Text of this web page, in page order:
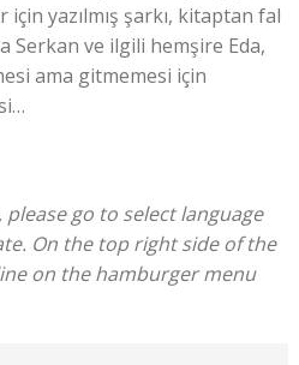
yazılmış şarkı, kitaptan fal
Serkan ve ilgili hemşire Eda,
ama gitmemesi için
go to select language
On the top right side of the
on the hamburger menu